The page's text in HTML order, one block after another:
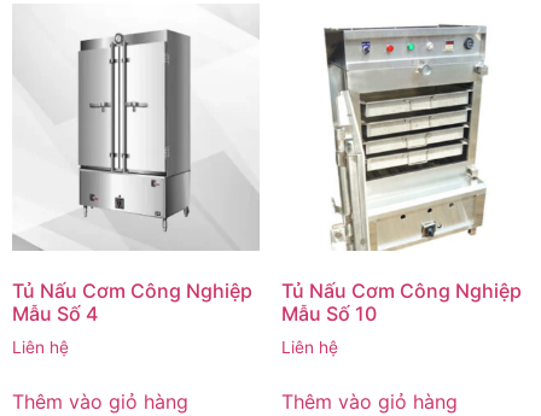
Tủ Nấu Cơm Công Nghiệp
Mẫu Số 4
Liên hệ
Thêm vào giỏ hàng
Tủ Nấu Cơm Công Nghiệp
Mẫu Số 10
Liên hệ
Thêm vào giỏ hàng